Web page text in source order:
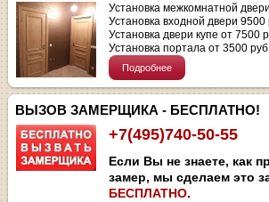
Установка межкомнатной
Установка входной двери 9500
Установка двери купе от 7500
Установка портала от 3500 руб.
Подробнее
ВЫЗОВ ЗАМЕРЩИКА - БЕСПЛАТНО!
+7(495)740-50-55
Если Вы не знаете, как
замер, мы сделаем это
БЕСПЛАТНО.